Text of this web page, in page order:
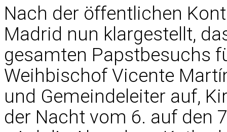
Nach der öffentlichen
Madrid nun klargestellt,
gesamten Papstbesuchs
Weihbischof Vicente
und Gemeindeleiter auf,
der Nacht vom 6. auf den